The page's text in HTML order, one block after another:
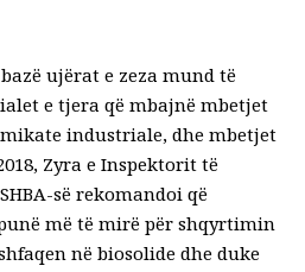
ujërat e zeza mund të
e tjera që mbajnë mbetjet
industriale, dhe mbetjet
Zyra e Inspektorit të
së rekomandoi që
më të mirë për shqyrtimin
në biosolide dhe duke